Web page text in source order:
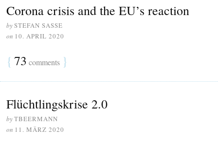
Corona crisis and the EU’s reaction
bySTEFAN SASSE
on 10. APRIL 2020
{ 73 comments }
Flüchtlingskrise 2.0
byTBEERMANN
on 11. MÄRZ 2020